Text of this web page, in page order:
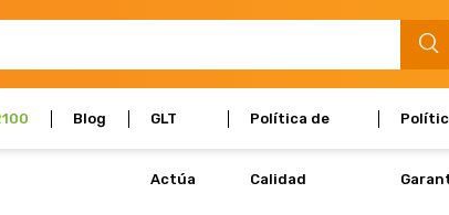
Blog GLT
Actúa
Política de
Calidad